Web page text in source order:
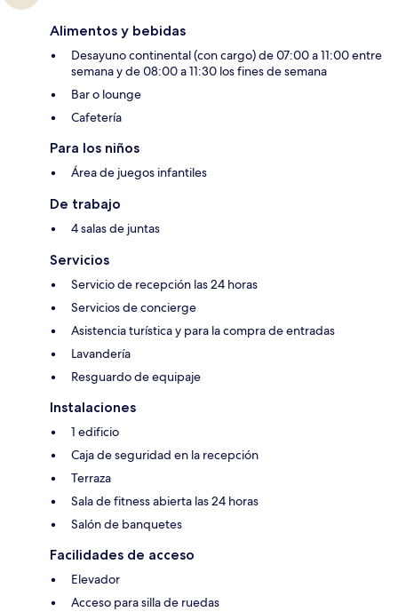
Alimentos y bebidas
Desayuno continental (con cargo) de 07:00 a 11:00 entre
semana y de 08:00 a 11:30 los fines de semana
Bar o lounge
Cafetería
Para los niños
Área de juegos infantiles
De trabajo
4 salas de juntas
Servicios
Servicio de recepción las 24 horas
Servicios de concierge
Asistencia turística y para la compra de entradas
Lavandería
Resguardo de equipaje
Instalaciones
1 edificio
Caja de seguridad en la recepción
Terraza
Sala de fitness abierta las 24 horas
Salón de banquetes
Facilidades de acceso
Elevador
Acceso para silla de ruedas